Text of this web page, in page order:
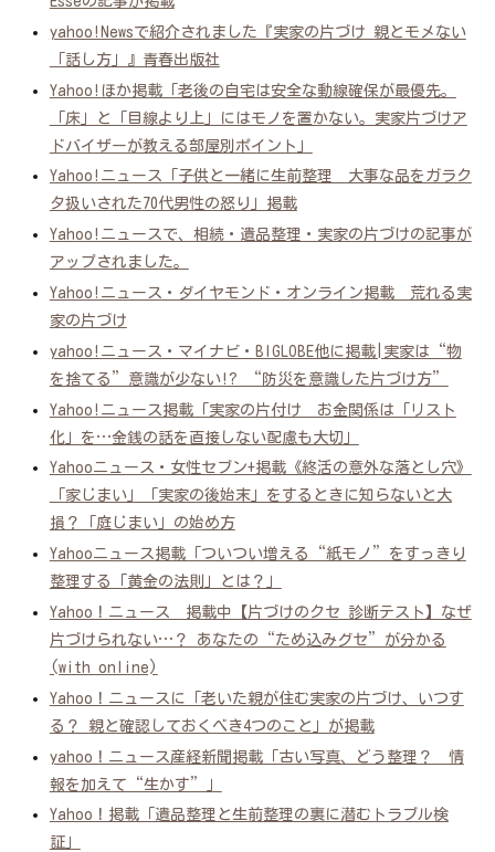
yahoo!Newsで紹介されました『実家の片づけ 親とモメない
「話し方」』青春出版社
Yahoo!ほか掲載「老後の自宅は安全な動線確保が最優先。
「床」と「目線より上」にはモノを置かない。実家片づけア
ドバイザーが教える部屋別ポイント」
Yahoo!ニュース「子供と一緒に生前整理 大事な品をガラク
タ扱いされた70代男性の怒り」掲載
Yahoo!ニュースで、相続・遺品整理・実家の片づけの記事が
アップされました。
Yahoo!ニュース・ダイヤモンド・オンライン掲載 荒れる実
家の片づけ
yahoo!ニュース・マイナビ・BIGLOBE他に掲載|実家は“物
を捨てる”意識が少ない!? “防災を意識した片づけ方”
Yahoo!ニュース掲載「実家の片付け お金関係は「リスト
化」を…金銭の話を直接しない配慮も大切」
Yahooニュース・女性セブン+掲載《終活の意外な落とし穴》
「家じまい」「実家の後始末」をするときに知らないと大
損？「庭じまい」の始め方
Yahooニュース掲載「ついつい増える“紙モノ”をすっきり
整理する「黄金の法則」とは？」
Yahoo！ニュース 掲載中【片づけのクセ 診断テスト】なぜ
片づけられない…？ あなたの“ため込みグセ”が分かる
(with online)
Yahoo！ニュースに「老いた親が住む実家の片づけ、いつす
る？ 親と確認しておくべき4つのこと」が掲載
yahoo！ニュース産経新聞掲載「古い写真、どう整理？ 情
報を加えて“生かす”」
Yahoo！掲載「遺品整理と生前整理の裏に潜むトラブル検
証」